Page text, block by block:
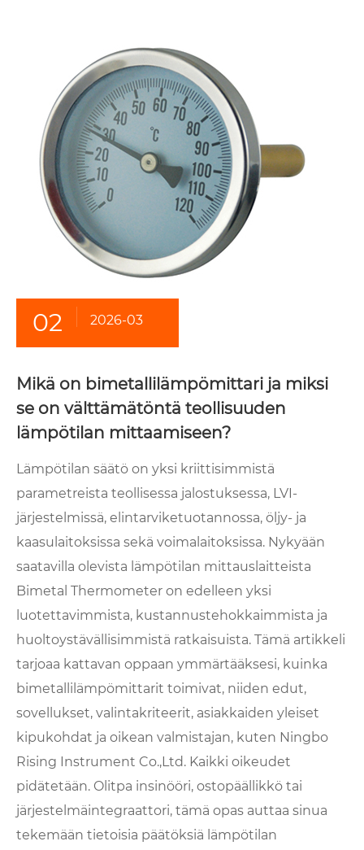
02 2026-03
Mikä on bimetallilämpömittari ja miksi
se on välttämätöntä teollisuuden
lämpötilan mittaamiseen?
Lämpötilan säätö on yksi kriittisimmistä
parametreista teollisessa jalostuksessa, LVI-
järjestelmissä, elintarviketuotannossa, öljy- ja
kaasulaitoksissa sekä voimalaitoksissa. Nykyään
saatavilla olevista lämpötilan mittauslaitteista
Bimetal Thermometer on edelleen yksi
luotettavimmista, kustannustehokkaimmista ja
huoltoystävällisimmistä ratkaisuista. Tämä artikkeli
tarjoaa kattavan oppaan ymmärtääksesi, kuinka
bimetallilämpömittarit toimivat, niiden edut,
sovellukset, valintakriteerit, asiakkaiden yleiset
kipukohdat ja oikean valmistajan, kuten Ningbo
Rising Instrument Co.,Ltd. Kaikki oikeudet
pidätetään. Olitpa insinööri, ostopäällikkö tai
järjestelmäintegraattori, tämä opas auttaa sinua
tekemään tietoisia päätöksiä lämpötilan